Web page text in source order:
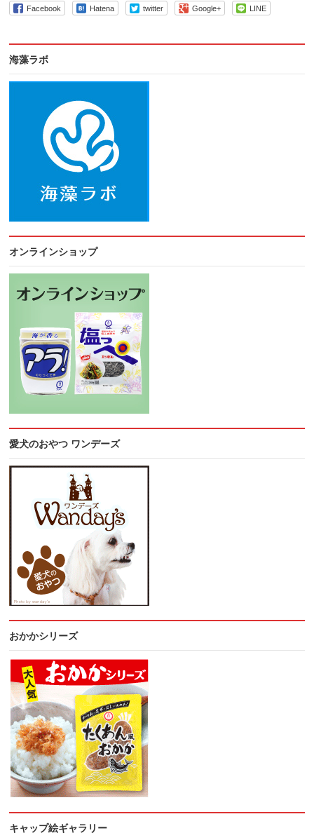
Facebook Hatena twitter Google+ LINE
海藻ラボ
オンラインショップ
愛犬のおやつ ワンデーズ
おかかシリーズ
キャップ絵ギャラリー